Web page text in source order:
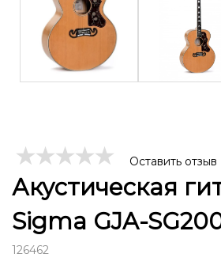
Оставить отзыв
Акустическая
Sigma GJA-
126462